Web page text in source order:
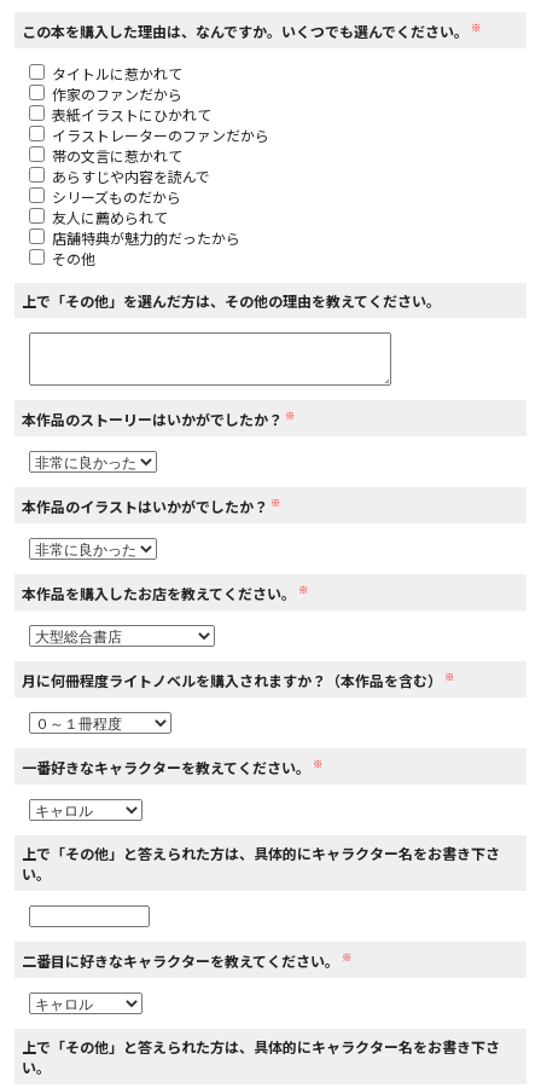
コミックパルフェ
閉じる
この本を購入した理由は、なんですか。いくつでも選んでください。 ※
タイトルに惹かれて
作家のファンだから
表紙イラストにひかれて
イラストレーターのファンだから
帯の文言に惹かれて
あらすじや内容を読んで
シリーズものだから
友人に薦められて
店舗特典が魅力的だったから
その他
上で「その他」を選んだ方は、その他の理由を教えてください。
本作品のストーリーはいかがでしたか？ ※
本作品のイラストはいかがでしたか？ ※
本作品を購入したお店を教えてください。 ※
月に何冊程度ライトノベルを購入されますか？（本作品を含む） ※
一番好きなキャラクターを教えてください。 ※
上で「その他」と答えられた方は、具体的にキャラクター名をお書き下さ
い。
二番目に好きなキャラクターを教えてください。 ※
上で「その他」と答えられた方は、具体的にキャラクター名をお書き下さ
い。